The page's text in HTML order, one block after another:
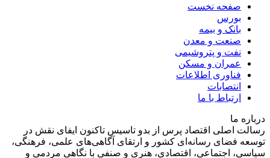
صفحه نخست
بورس
بانک و بیمه
صنعت و معدن
نفت و پتروشیمی
عمران و مسکن
فناوری اطلاعات
انتصابات
ارتباط با ما
درباره ما
رسالت اصلی اقتصاد پرس از بدو تاسیس تاکنون ایفای نقش در
توسعه فضای رسانه‌ای کشور و ارتقای آگاهی‌های علمی، فرهنگی،
سیاسی، اجتماعی، اقتصادی، هنری و صنفی با نگاهی مردمی و